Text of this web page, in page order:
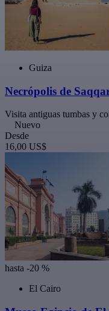
Guiza
Necrópolis de
Visita antiguas tumbas y
Nuevo
Desde
16,00 US$
hasta -20 %
El Cairo